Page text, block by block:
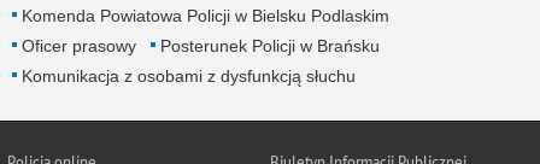
Komenda Powiatowa Policji w Bielsku Podlaskim
Oficer prasowy
Posterunek Policji w Brańsku
Komunikacja z osobami z dysfunkcją słuchu